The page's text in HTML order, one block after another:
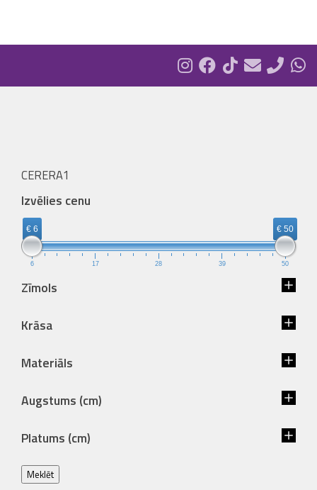
CERERA1
Izvēlies cenu
€ 6 € 50
6 17 28 39 50
Zīmols
Krāsa
Materiāls
Augstums (cm)
Platums (cm)
Meklēt